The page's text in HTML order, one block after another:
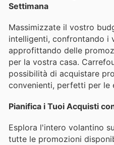
Settimana
Massimizzate il vostro
intelligenti, confrontando i
approfittando delle
per la vostra casa.
possibilità di acquistare
convenienti, perfetti per le
Pianifica i Tuoi Acquisti
Esplora l'intero volantino
tutte le promozioni